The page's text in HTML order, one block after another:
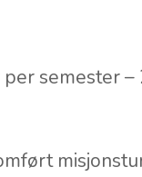
semester